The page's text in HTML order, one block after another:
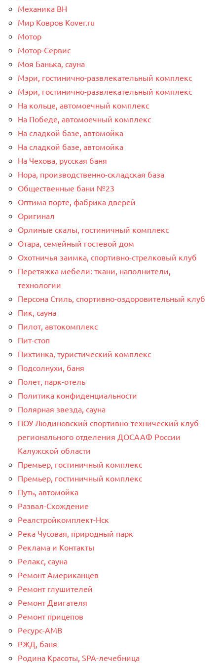
Механика ВН
Мир Ковров Коvеr.ru
Мотор
Мотор-Сервис
Моя Банька, сауна
Мэри, гостинично-развлекательный комплекс
Мэри, гостинично-развлекательный комплекс
На кольце, автомоечный комплекс
На Победе, автомоечный комплекс
На сладкой базе, автомойка
На сладкой базе, автомойка
На Чехова, русская баня
Нора, производственно-складская база
Общественные бани №23
Оптима порте, фабрика дверей
Оригинал
Орлиные скалы, гостиничный комплекс
Отара, семейный гостевой дом
Охотничья заимка, спортивно-стрелковый клуб
Перетяжка мебели: ткани, наполнители,
технологии
Персона Стиль, спортивно-оздоровительный клуб
Пик, сауна
Пилот, автокомплекс
Пит-стоп
Пихтинка, туристический комплекс
Подсолнухи, баня
Полет, парк-отель
Политика конфиденциальности
Полярная звезда, сауна
ПОУ Людиновский спортивно-технический клуб
регионального отделения ДОСААФ России
Калужской области
Премьер, гостиничный комплекс
Премьер, гостиничный комплекс
Путь, автомойка
Развал-Схождение
Реалстройкомплект-Нск
Река Чусовая, природный парк
Реклама и Контакты
Релакс, сауна
Ремонт Американцев
Ремонт глушителей
Ремонт Двигателя
Ремонт прицепов
Ресурс-AMB
РЖД, баня
Родина Красоты, SPA-лечебница